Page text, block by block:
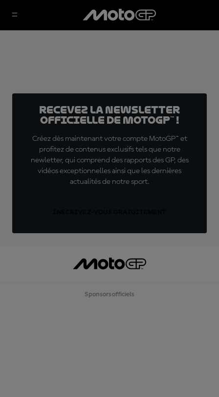
Recevez la Newsletter
officielle de MotoGP™ !
Créez dès maintenant votre compte MotoGP™ et
profitez de contenus exclusifs tels que notre
newletter, qui comprend des rapports des GP, des
vidéos exceptionnelles ainsi que les dernières
actualités de notre sport.
Sponsors officiels